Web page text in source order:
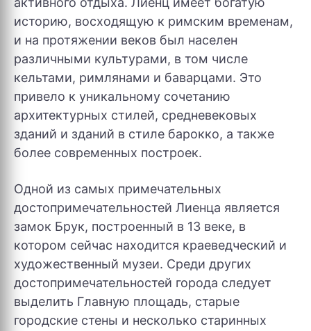
историю, восходящую к римским временам,
и на протяжении веков был населен
различными культурами, в том числе
кельтами, римлянами и баварцами. Это
привело к уникальному сочетанию
архитектурных стилей, средневековых
зданий и зданий в стиле барокко, а также
более современных построек.
Одной из самых примечательных
достопримечательностей Лиенца является
замок Брук, построенный в 13 веке, в
котором сейчас находится краеведческий и
художественный музеи. Среди других
достопримечательностей города следует
выделить Главную площадь, старые
городские стены и несколько старинных